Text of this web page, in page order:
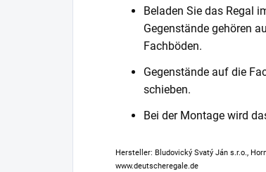
Beladen Sie das Regal
Gegenstände gehören
Fachböden.
Gegenstände auf die
schieben.
Bei der Montage wird
Hersteller: Bludovický Svatý Ján s.r.o.,
www.deutscheregale.de